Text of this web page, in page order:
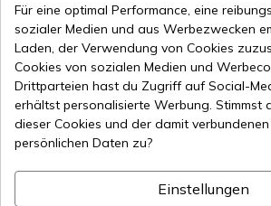
Sichere
Internationaler
Für eine optimal Performance, eine
sozialer Medien und aus Werbezwecken
Laden, der Verwendung von Cookies
Cookies von sozialen Medien und
Drittparteien hast du Zugriff auf Social-
erhältst personalisierte Werbung. Stimmst
dieser Cookies und der damit
persönlichen Daten zu?
Einstellungen